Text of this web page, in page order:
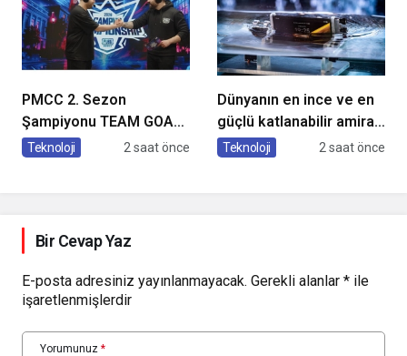
PMCC 2. Sezon
Şampiyonu TEAM GOAT
Oldu
Teknoloji 2 saat önce
Dünyanın en ince ve en
güçlü katlanabilir amiral
gemisi HONOR Magic V6
Teknoloji 2 saat önce
Bir Cevap Yaz
E-posta adresiniz yayınlanmayacak. Gerekli alanlar * ile
işaretlenmişlerdir
Yorumunuz *